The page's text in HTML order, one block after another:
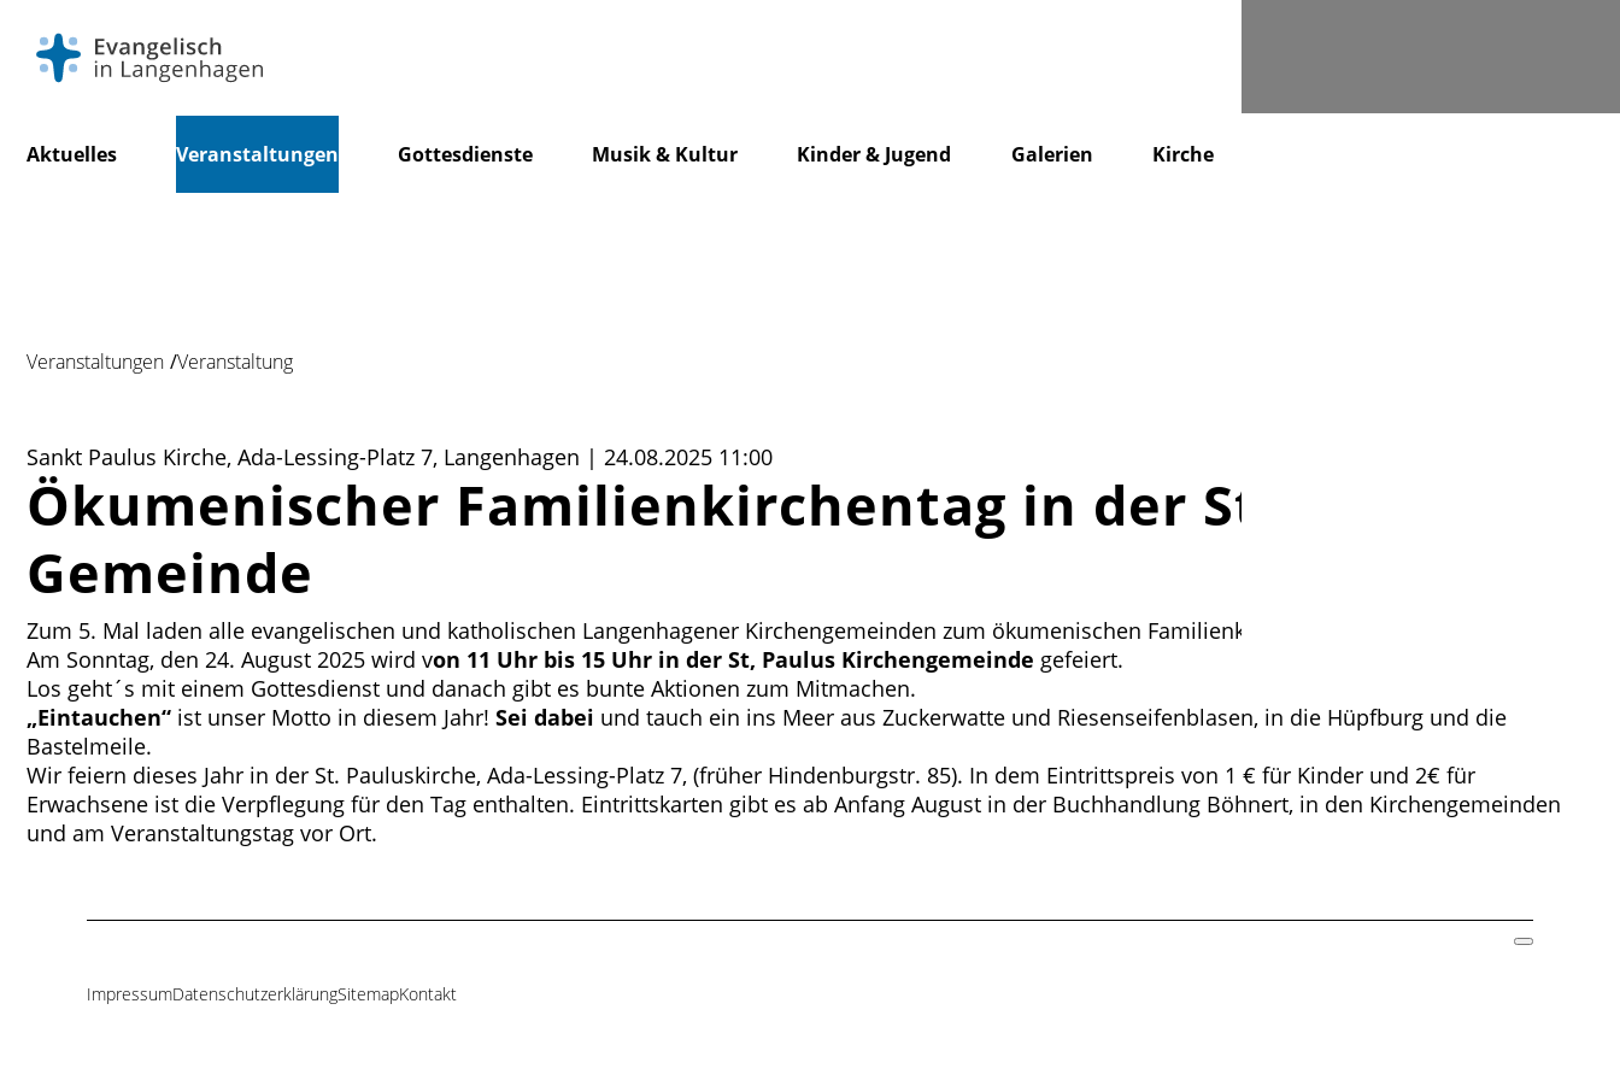
überspringen
Aktuelles Veranstaltungen Gottesdienste Musik & Kultur Kinder & Jugend Galerien Kirche
Veranstaltungen Veranstaltung
Sankt Paulus Kirche, Ada-Lessing-Platz 7, Langenhagen | 24.08.2025 11:00
Ökumenischer Familienkirchentag in der St. Paulus-
Gemeinde
Zum 5. Mal laden alle evangelischen und katholischen Langenhagener Kirchengemeinden zum ökumenischen Familienkirchentag ein.
Am Sonntag, den 24. August 2025 wird von 11 Uhr bis 15 Uhr in der St, Paulus Kirchengemeinde gefeiert.
Los geht´s mit einem Gottesdienst und danach gibt es bunte Aktionen zum Mitmachen.
„Eintauchen“ ist unser Motto in diesem Jahr! Sei dabei und tauch ein ins Meer aus Zuckerwatte und Riesenseifenblasen, in die Hüpfburg und die
Bastelmeile.
Wir feiern dieses Jahr in der St. Pauluskirche, Ada-Lessing-Platz 7, (früher Hindenburgstr. 85). In dem Eintrittspreis von 1 € für Kinder und 2€ für
Erwachsene ist die Verpflegung für den Tag enthalten. Eintrittskarten gibt es ab Anfang August in der Buchhandlung Böhnert, in den Kirchengemeinden
und am Veranstaltungstag vor Ort.
Navigation
ImpressumDatenschutzerklärungSitemapKontakt